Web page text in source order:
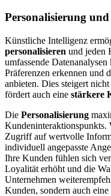
Personalisierung
Künstliche Intelligenz
personalisieren und jeden
umfassende
Präferenzen erkennen und
anbieten. Dies steigert
fördert auch eine stärkere
Die Personalisierung
Kundeninteraktionspunkts.
Zugriff auf wertvolle
individuell angepasste
Ihre Kunden fühlen sich
Loyalität erhöht und die
Unternehmen
Kunden, sondern auch